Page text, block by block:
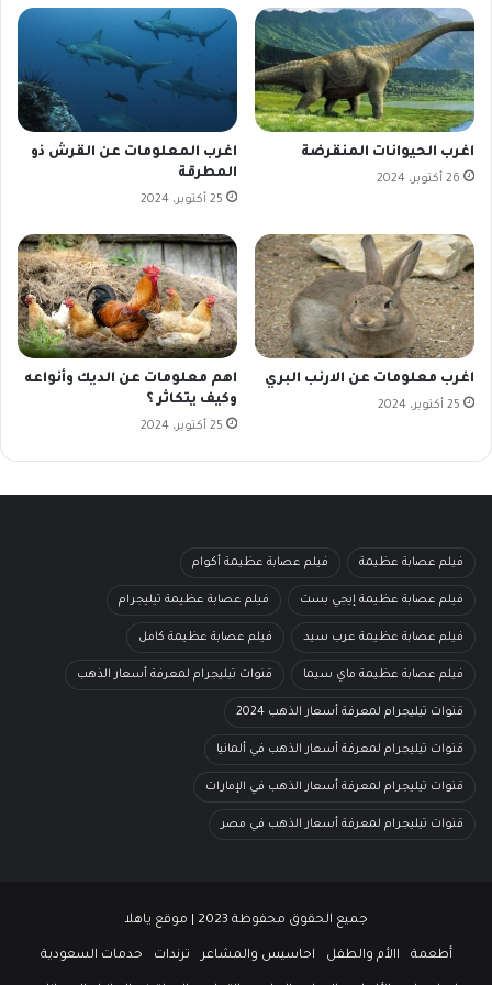
اغرب الحيوانات المنقرضة
26 أكتوبر، 2024
اغرب المعلومات عن القرش ذو
المطرقة
25 أكتوبر، 2024
اغرب معلومات عن الارنب البري
25 أكتوبر، 2024
اهم معلومات عن الديك وأنواعه
وكيف يتكاثر ؟
25 أكتوبر، 2024
فيلم عصابة عظيمة فيلم عصابة عظيمة أكوام
فيلم عصابة عظيمة إيجي بست فيلم عصابة عظيمة تيليجرام
فيلم عصابة عظيمة عرب سيد فيلم عصابة عظيمة كامل
فيلم عصابة عظيمة ماي سيما قنوات تيليجرام لمعرفة أسعار الذهب
قنوات تيليجرام لمعرفة أسعار الذهب 2024
قنوات تيليجرام لمعرفة أسعار الذهب في ألمانيا
قنوات تيليجرام لمعرفة أسعار الذهب في الإمارات
قنوات تيليجرام لمعرفة أسعار الذهب في مصر
جميع الحقوق محفوظة 2023 | موقع ياهلا
أطعمة االأم والطفل احاسيس والمشاعر ترندات حدمات السعودية